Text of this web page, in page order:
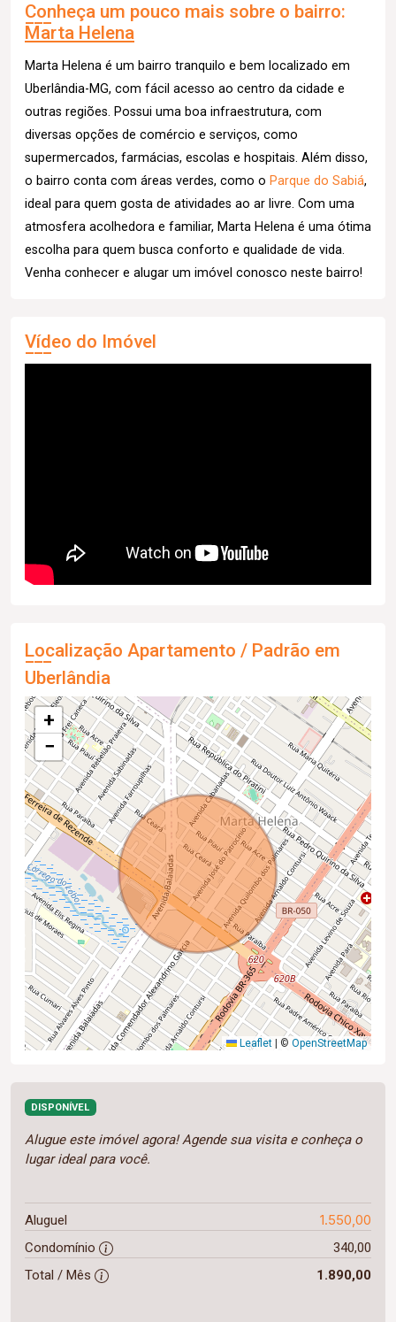
Conheça um pouco mais sobre o bairro:
Marta Helena
Marta Helena é um bairro tranquilo e bem localizado em
Uberlândia-MG, com fácil acesso ao centro da cidade e
outras regiões. Possui uma boa infraestrutura, com
diversas opções de comércio e serviços, como
supermercados, farmácias, escolas e hospitais. Além disso,
o bairro conta com áreas verdes, como o Parque do Sabiá,
ideal para quem gosta de atividades ao ar livre. Com uma
atmosfera acolhedora e familiar, Marta Helena é uma ótima
escolha para quem busca conforto e qualidade de vida.
Venha conhecer e alugar um imóvel conosco neste bairro!
Vídeo do Imóvel
Localização Apartamento / Padrão em
Uberlândia
+
−
Leaflet © OpenStreetMap
DISPONÍVEL
Alugue este imóvel agora! Agende sua visita e conheça o
lugar ideal para você.
Aluguel 1.550,00
Condomínio
340,00
Total / Mês
1.890,00